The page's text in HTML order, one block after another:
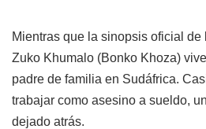
Mientras que la sinopsis oficial
Zuko Khumalo (Bonko Khoza)
padre de familia en Sudáfrica.
trabajar como asesino a sueldo,
dejado atrás.